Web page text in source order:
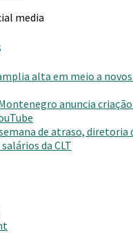
media
alta em meio a
anuncia
de atraso, diretoria
da CLT